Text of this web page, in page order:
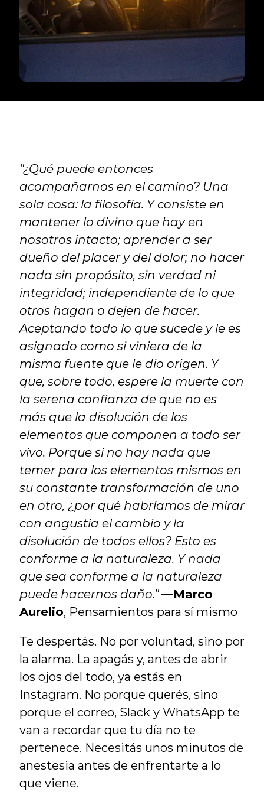
"¿Qué puede entonces
acompañarnos en el camino? Una
sola cosa: la filosofía. Y consiste en
mantener lo divino que hay en
nosotros intacto; aprender a ser
dueño del placer y del dolor; no hacer
nada sin propósito, sin verdad ni
integridad; independiente de lo que
otros hagan o dejen de hacer.
Aceptando todo lo que sucede y le es
asignado como si viniera de la
misma fuente que le dio origen. Y
que, sobre todo, espere la muerte con
la serena confianza de que no es
más que la disolución de los
elementos que componen a todo ser
vivo. Porque si no hay nada que
temer para los elementos mismos en
su constante transformación de uno
en otro, ¿por qué habríamos de mirar
con angustia el cambio y la
disolución de todos ellos? Esto es
conforme a la naturaleza. Y nada
que sea conforme a la naturaleza
puede hacernos daño." —Marco
Aurelio, Pensamientos para sí mismo
Te despertás. No por voluntad, sino por
la alarma. La apagás y, antes de abrir
los ojos del todo, ya estás en
Instagram. No porque querés, sino
porque el correo, Slack y WhatsApp te
van a recordar que tu día no te
pertenece. Necesitás unos minutos de
anestesia antes de enfrentarte a lo
que viene.